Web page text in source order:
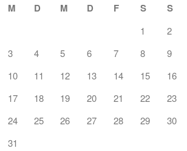
M D M D F S S
1
2
3
4 5 6 7 8
9
10
11 12 13 14 15
16
17
18 19 20 21 22
23
24
25 26 27 28 29
30
31